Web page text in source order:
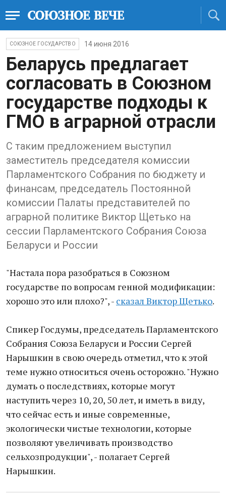
СОЮЗНОЕ ГОСУДАРСТВО 14 июня 2016
Беларусь предлагает
согласовать в Союзном
государстве подходы к
ГМО в аграрной отрасли
С таким предложением выступил
заместитель председателя комиссии
Парламентского Собрания по бюджету и
финансам, председатель Постоянной
комиссии Палаты представителей по
аграрной политике Виктор Щетько на
сессии Парламентского Собрания Союза
Беларуси и России
"Настала пора разобраться в Союзном
государстве по вопросам генной модификации:
хорошо это или плохо?", - сказал Виктор Щетько.
Спикер Госдумы, председатель Парламентского
Собрания Союза Беларуси и России Сергей
Нарышкин в свою очередь отметил, что к этой
теме нужно относиться очень осторожно. "Нужно
думать о последствиях, которые могут
наступить через 10, 20, 50 лет, и иметь в виду,
что сейчас есть и иные современные,
экологически чистые технологии, которые
позволяют увеличивать производство
сельхозпродукции", - полагает Сергей
Нарышкин.